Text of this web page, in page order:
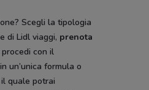
Scegli la tipologia
di Lidl viaggi, prenota
con il
un’unica formula o
quale potrai